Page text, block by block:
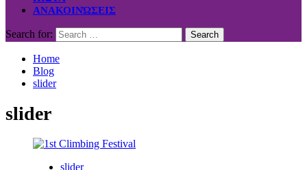
ΑΝΑΚΟΙΝΏΣΕΙΣ
Search for:
Home
Blog
slider
slider
slider